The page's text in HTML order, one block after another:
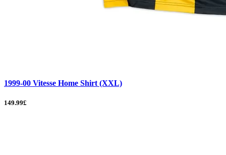
1999-00 Vitesse Home Shirt (XXL)
149.99£